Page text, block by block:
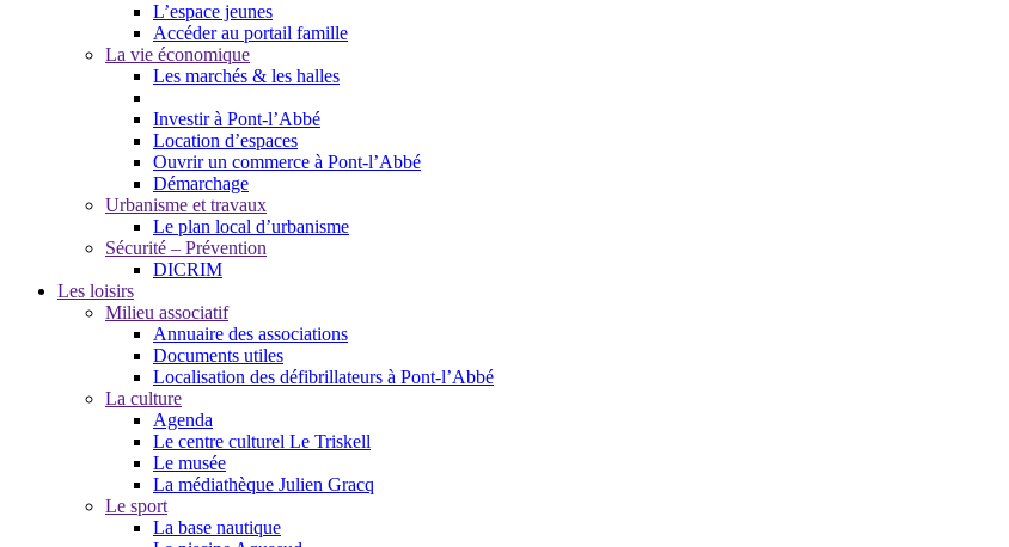
L’espace jeunes
Accéder au portail famille
La vie économique
Les marchés & les halles
Investir à Pont-l’Abbé
Location d’espaces
Ouvrir un commerce à Pont-l’Abbé
Démarchage
Urbanisme et travaux
Le plan local d’urbanisme
Sécurité – Prévention
DICRIM
Les loisirs
Milieu associatif
Annuaire des associations
Documents utiles
Localisation des défibrillateurs à Pont-l’Abbé
La culture
Agenda
Le centre culturel Le Triskell
Le musée
La médiathèque Julien Gracq
Le sport
La base nautique